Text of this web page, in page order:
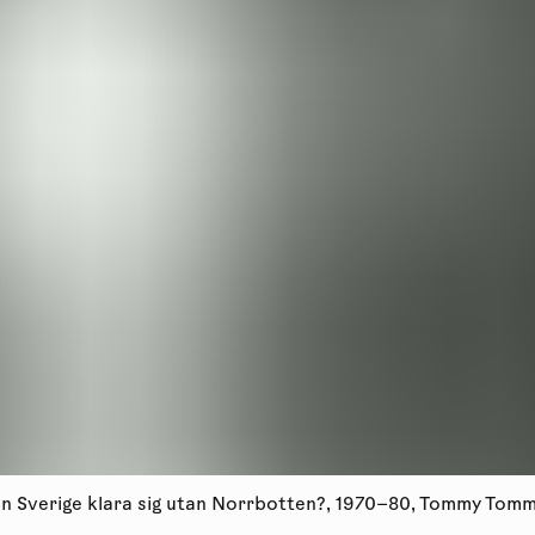
Sverige klara sig utan Norrbotten?, 1970–80, Tommy